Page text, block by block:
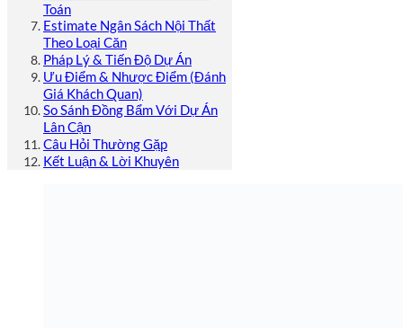
Toán
Estimate Ngân Sách Nội Thất
Theo Loại Căn
Pháp Lý & Tiến Độ Dự Án
Ưu Điểm & Nhược Điểm (Đánh
Giá Khách Quan)
So Sánh Đồng Bẩm Với Dự Án
Lân Cận
Câu Hỏi Thường Gặp
Kết Luận & Lời Khuyên